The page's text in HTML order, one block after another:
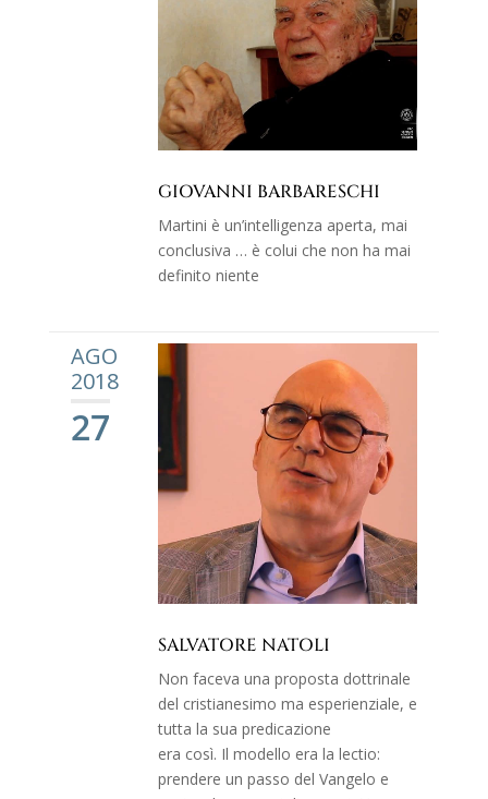
GIOVANNI BARBARESCHI
Martini è un’intelligenza aperta, mai
conclusiva … è colui che non ha mai
definito niente
AGO
2018
27
SALVATORE NATOLI
Non faceva una proposta dottrinale
del cristianesimo ma esperienziale, e
tutta la sua predicazione
era così. Il modello era la lectio:
prendere un passo del Vangelo e